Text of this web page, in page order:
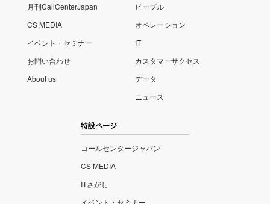
月刊CallCenterJapan
CS MEDIA
イベント・セミナー
お問い合わせ
About us
ピープル
オペレーション
IT
カスタマーサクセス
データ
ニュース
特設ページ
コールセンタージャパン
CS MEDIA
ITさがし
イベント・セミナー